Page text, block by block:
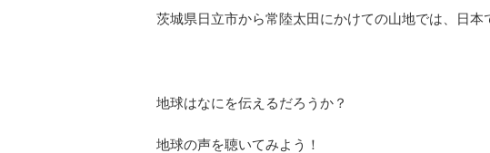
茨城県日立市から常陸太田にかけての山地では、日本
地球はなにを伝えるだろうか？
地球の声を聴いてみよう！